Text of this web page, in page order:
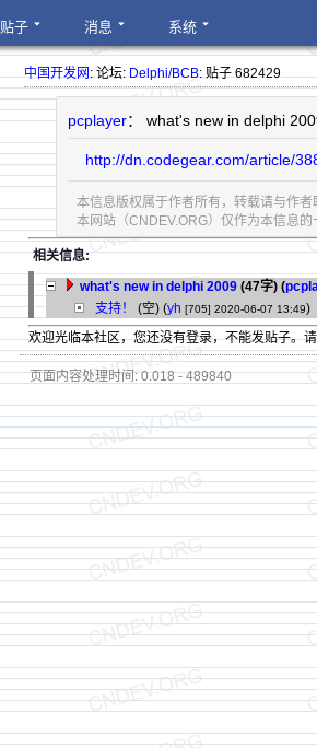
贴子 消息 系统
中国开发网: 论坛:Delphi/BCB: 贴子 682429
pcplayer： what's new in delphi
http://dn.codegear.com/article/
本信息版权属于作者所有，转载请与作
本网站（CNDEV.ORG）仅作为本信息
相关信息:
what's new in delphi 2009 (47字) (
支持！
(空) (yh [705] 2020-06-07 13:49)
欢迎光临本社区，您还没有登录，不能发贴子。
页面内容处理时间: 0.018 - 489840